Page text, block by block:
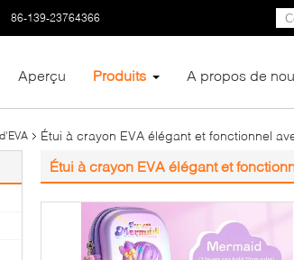
86-139-23764366
Aperçu Produits A propos de
Étui à crayon EVA élégant et fonctionnel
Étui à crayon EVA élégant et